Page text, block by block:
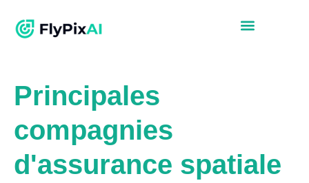
Principales
compagnies
d'assurance spatiale